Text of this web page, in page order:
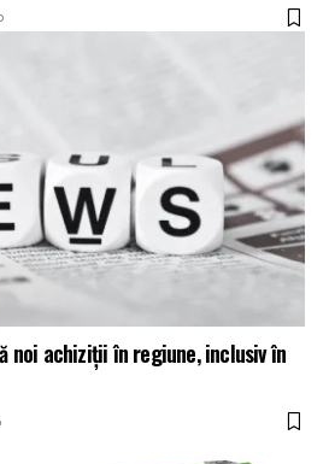
noi achiziții în regiune, inclusiv în